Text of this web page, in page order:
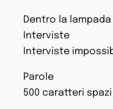
Dentro la lampada
Interviste
Interviste
Parole
500 caratteri